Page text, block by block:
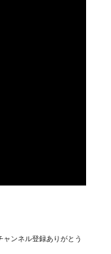
ャンネル登録ありがとう